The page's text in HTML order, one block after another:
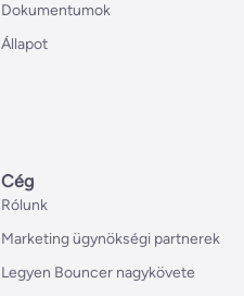
Dokumentumok
Állapot
Cég
Rólunk
Marketing ügynökségi partnerek
Legyen Bouncer nagykövete